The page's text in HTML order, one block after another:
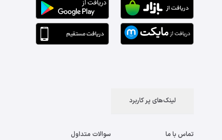
لینک‌های پر کاربرد
تماس با ما
سوالات متداول